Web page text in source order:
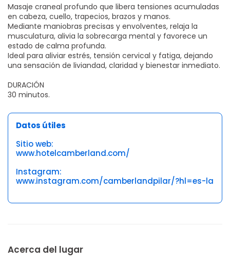
Masaje craneal profundo que libera tensiones acumuladas
en cabeza, cuello, trapecios, brazos y manos.
Mediante maniobras precisas y envolventes, relaja la
musculatura, alivia la sobrecarga mental y favorece un
estado de calma profunda.
Ideal para aliviar estrés, tensión cervical y fatiga, dejando
una sensación de liviandad, claridad y bienestar inmediato.
DURACIÓN
30 minutos.
Datos útiles
Sitio web:
www.hotelcamberland.com/
Instagram:
www.instagram.com/camberlandpilar/?hl=es-la
Acerca del lugar